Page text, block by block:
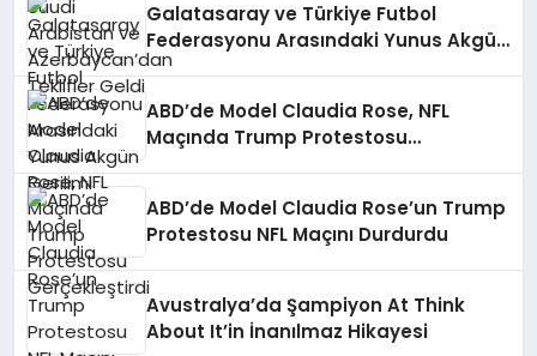
Galatasaray ve Türkiye Futbol
Federasyonu Arasındaki Yunus Akgün
Gerilimi
ABD’de Model Claudia Rose, NFL
Maçında Trump Protestosu
ABD’de Model Claudia Rose’un Trump
Protestosu NFL Maçını Durdurdu
Avustralya’da Şampiyon At Think
About It’in İnanılmaz Hikayesi